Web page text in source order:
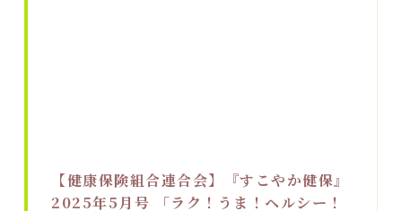
【健康保険組合連合会】『すこやか健保』
2025年5月号 「ラク！うま！ヘルシー！